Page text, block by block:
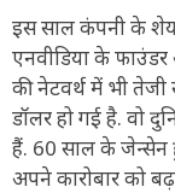
इस साल कंपनी के
एनवीडिया के
की नेटवर्थ में भी
डॉलर हो गई है. वो
हैं. 60 साल के जेन्सेन
अपने कारोबार को